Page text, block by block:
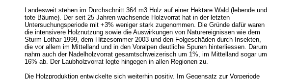
Landesweit stehen im Durchschnitt 364 m3 Holz auf einer Hektare Wald (lebende und
tote Bäume). Der seit 25 Jahren wachsende Holzvorrat hat in der letzten
Untersuchungsperiode mit +3% weniger stark zugenommen. Die Gründe dafür waren
die intensivere Holznutzung sowie die Auswirkungen von Naturereignissen wie dem
Sturm Lothar 1999, dem Hitzesommer 2003 und den Folgeschäden durch Insekten,
die vor allem im Mittelland und in den Voralpen deutliche Spuren hinterliessen. Darum
nahm auch der Nadelholzvorrat gesamtschweizerisch um 1%, im Mittelland sogar um
16% ab. Der Laubholzvorrat legte hingegen in allen Regionen zu.
Die Holzproduktion entwickelte sich weiterhin positiv. Im Gegensatz zur Vorperiode